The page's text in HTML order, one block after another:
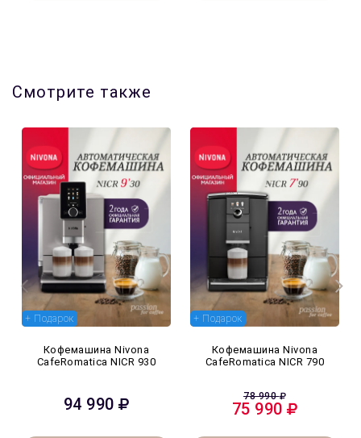
Смотрите также
+ Подарок
Кофемашина Nivona
CafeRomatica NICR 930
94 990
+ Подарок
Кофемашина Nivona
CafeRomatica NICR 790
78 990
75 990